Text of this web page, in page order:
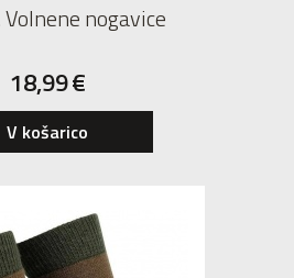
S M L
Volnene nogavice
18,99€
V košarico